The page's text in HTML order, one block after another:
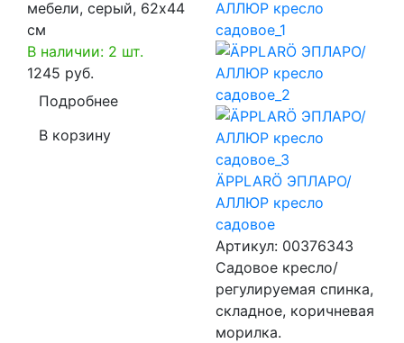
мебели, серый, 62x44
см
В наличии: 2 шт.
1245 руб.
Подробнее
В корзину
ÄPPLARÖ ЭПЛАРО/
АЛЛЮР кресло
садовое
Артикул: 00376343
Садовое кресло/
регулируемая спинка,
складное, коричневая
морилка.